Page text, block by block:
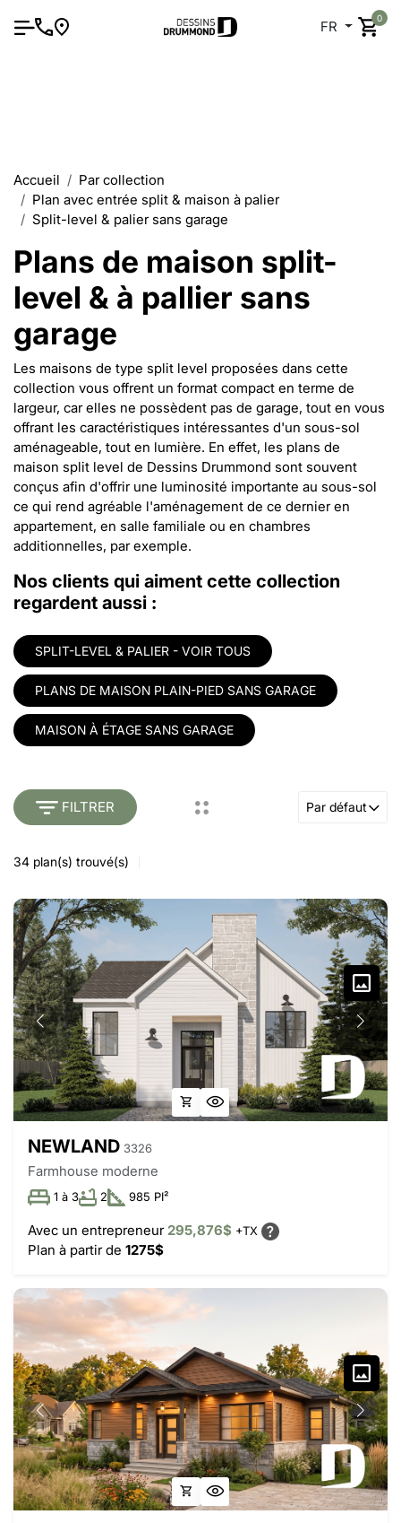
FR
0
Accueil
Par collection
Plan avec entrée split & maison à palier
Split-level & palier sans garage
Plans de maison split-
level & à pallier sans
garage
Les maisons de type split level proposées dans cette
collection vous offrent un format compact en terme de
largeur, car elles ne possèdent pas de garage, tout en vous
offrant les caractéristiques intéressantes d'un sous-sol
aménageable, tout en lumière. En effet, les plans de
maison split level de Dessins Drummond sont souvent
conçus afin d'offrir une luminosité importante au sous-sol
ce qui rend agréable l'aménagement de ce dernier en
appartement, en salle familiale ou en chambres
additionnelles, par exemple.
Nos clients qui aiment cette collection
regardent aussi :
SPLIT-LEVEL & PALIER - VOIR TOUS
PLANS DE MAISON PLAIN-PIED SANS GARAGE
MAISON À ÉTAGE SANS GARAGE
FILTRER Par défaut
34 plan(s) trouvé(s)
NEWLAND 3326
Farmhouse moderne
1 à 3 2 985 PI²
Avec un entrepreneur295,876$ +TX
Plan à partir de 1275$